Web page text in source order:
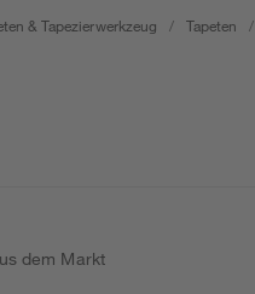
& Tapezierwerkzeug / Tapeten /
dem Markt